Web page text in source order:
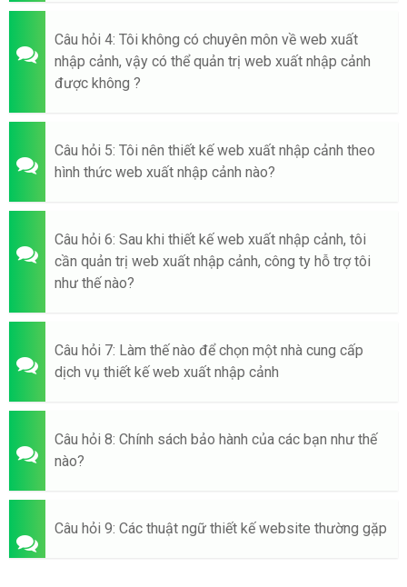
Câu hỏi 4: Tôi không có chuyên môn về web xuất
nhập cảnh, vậy có thể quản trị web xuất nhập cảnh
được không ?
Câu hỏi 5: Tôi nên thiết kế web xuất nhập cảnh theo
hình thức web xuất nhập cảnh nào?
Câu hỏi 6: Sau khi thiết kế web xuất nhập cảnh, tôi
cần quản trị web xuất nhập cảnh, công ty hỗ trợ tôi
như thế nào?
Câu hỏi 7: Làm thế nào để chọn một nhà cung cấp
dịch vụ thiết kế web xuất nhập cảnh
Câu hỏi 8: Chính sách bảo hành của các bạn như thế
nào?
Câu hỏi 9: Các thuật ngữ thiết kế website thường gặp